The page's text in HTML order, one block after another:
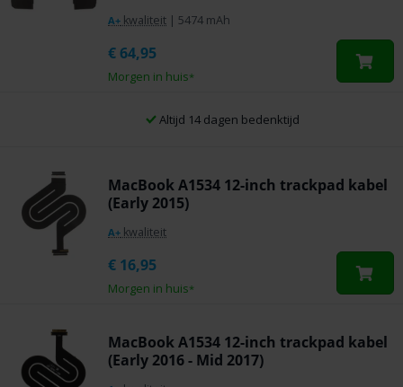
A+ kwaliteit | 5474 mAh
Morgen in huis*
€64,95
MacBook A1534 12-inch trackpad kabel
(Early 2015)
A+ kwaliteit
Morgen in huis*
€ 16,95
MacBook A1534 12-inch trackpad kabel
(Early 2016 - Mid 2017)
Altijd 14 dagen bedenktijd